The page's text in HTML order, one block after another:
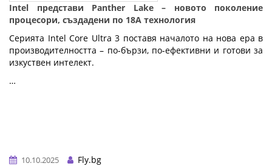
Intel представи Panther Lake – новото поколение
процесори, създадени по 18A технология
Серията Intel Core Ultra 3 поставя началото на нова ера в
производителността – по-бързи, по-ефективни и готови за
изкуствен интелект.
…
10.10.2025
Fly.bg